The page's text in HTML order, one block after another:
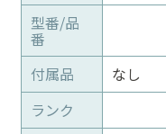
型番/品
番
付属品
なし
ランク